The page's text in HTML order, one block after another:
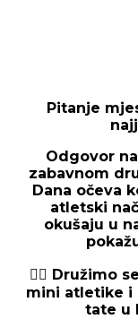
Pitanje
Odgovor
zabavnom
Dana očeva
atletski
okušaju u
👉🏼 Družimo
mini atletike i
tate u